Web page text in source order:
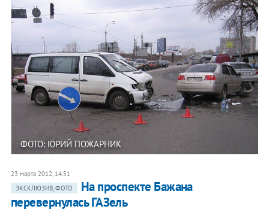
ФОТО: ЮРИЙ ПОЖАРНИК
23 марта 2012, 14:51
ЭКСКЛЮЗИВ, ФОТО
На проспекте Бажана
перевернулась ГАЗель